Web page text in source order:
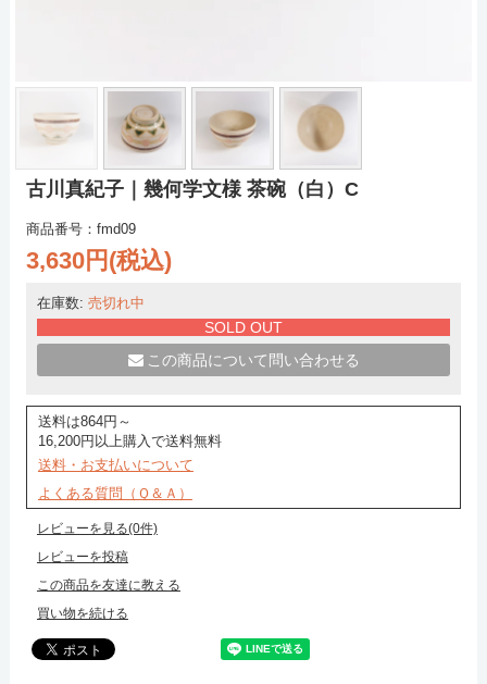
古川真紀子｜幾何学文様 茶碗（白）C
商品番号：fmd09
3,630円(税込)
在庫数: 売切れ中
SOLD OUT
この商品について問い合わせる
送料は864円～
16,200円以上購入で送料無料
送料・お支払いについて
よくある質問（Ｑ＆Ａ）
レビューを見る(0件)
レビューを投稿
この商品を友達に教える
買い物を続ける